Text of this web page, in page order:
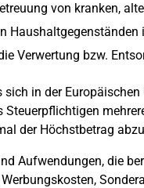
von kranken,
Verwertung bzw.
in der
Steuerpflichtigen
der Höchstbetrag
Aufwendungen, die